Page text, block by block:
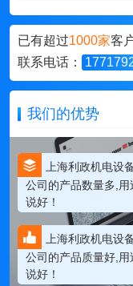
已有超过1000家客
联系电话：
我们的优势
上海利政机电设
公司的产品数量多,用
说好！
上海利政机电设
公司的产品质量好,用
说好！